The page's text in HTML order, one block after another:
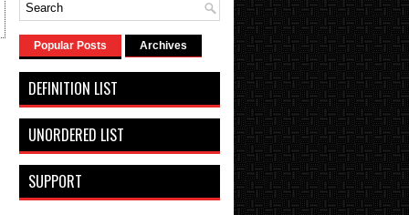
Popular Posts Archives
DEFINITION LIST
UNORDERED LIST
SUPPORT